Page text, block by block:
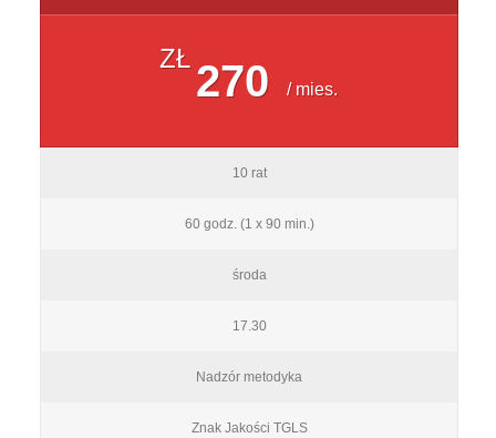
ZŁ 270 / mies.
10 rat
60 godz. (1 x 90 min.)
środa
17.30
Nadzór metodyka
Znak Jakości TGLS